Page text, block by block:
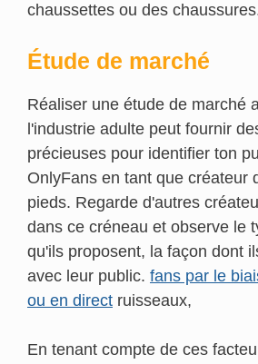
chaussettes ou des
Étude de marché
Réaliser une étude de marché
l'industrie adulte peut fournir
précieuses pour identifier ton
OnlyFans en tant que créateur
pieds. Regarde d'autres
dans ce créneau et observe le
qu'ils proposent, la façon dont
avec leur public. fans par le
ou en direct ruisseaux,
En tenant compte de ces